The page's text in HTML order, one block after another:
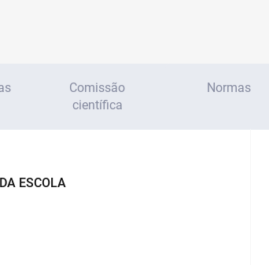
Comissão
científica
Normas
ESCOLA